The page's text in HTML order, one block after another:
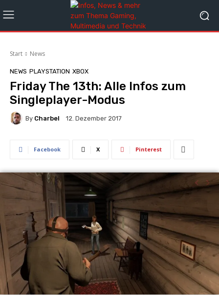
Start News
NEWS PLAYSTATION XBOX
Friday The 13th: Alle Infos zum
Singleplayer-Modus
By Charbel 12. Dezember 2017
Facebook X Pinterest